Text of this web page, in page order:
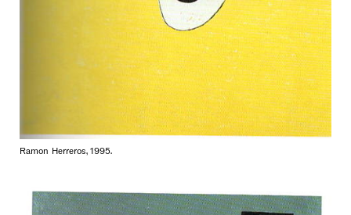
Ramon Herreros, 1995.